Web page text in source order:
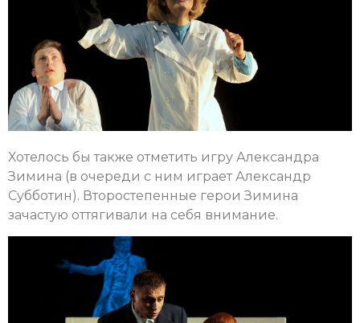
Хотелось бы также отметить игру Александра
Зимина (в очереди с ним играет Александр
Субботин). Второстепенные герои Зимина
зачастую оттягивали на себя внимание.